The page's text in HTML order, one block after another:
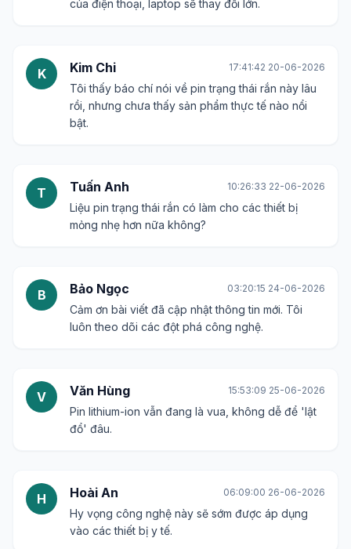
của điện thoại, laptop sẽ thay đổi lớn.
K Kim Chi 17:41:42 20-06-2026
Tôi thấy báo chí nói về pin trạng thái rắn này lâu
rồi, nhưng chưa thấy sản phẩm thực tế nào nổi
bật.
T Tuấn Anh 10:26:33 22-06-2026
Liệu pin trạng thái rắn có làm cho các thiết bị
mỏng nhẹ hơn nữa không?
B Bảo Ngọc 03:20:15 24-06-2026
Cảm ơn bài viết đã cập nhật thông tin mới. Tôi
luôn theo dõi các đột phá công nghệ.
V Văn Hùng 15:53:09 25-06-2026
Pin lithium-ion vẫn đang là vua, không dễ để 'lật
đổ' đâu.
H Hoài An 06:09:00 26-06-2026
Hy vọng công nghệ này sẽ sớm được áp dụng
vào các thiết bị y tế.